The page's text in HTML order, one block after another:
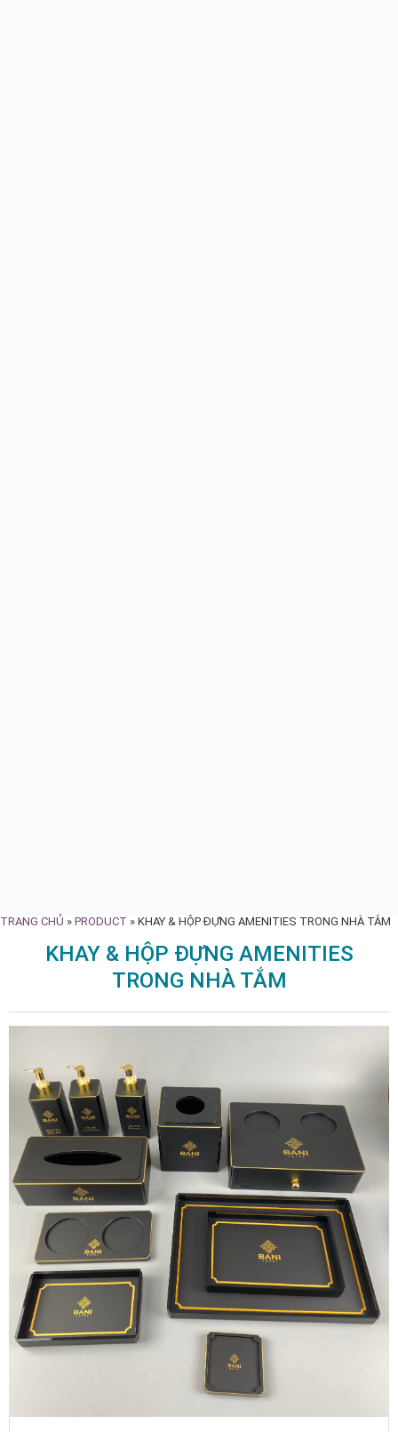
TRANG CHỦ » PRODUCT » KHAY & HỘP ĐỰNG AMENITIES TRONG NHÀ TẮM
KHAY & HỘP ĐỰNG AMENITIES
TRONG NHÀ TẮM